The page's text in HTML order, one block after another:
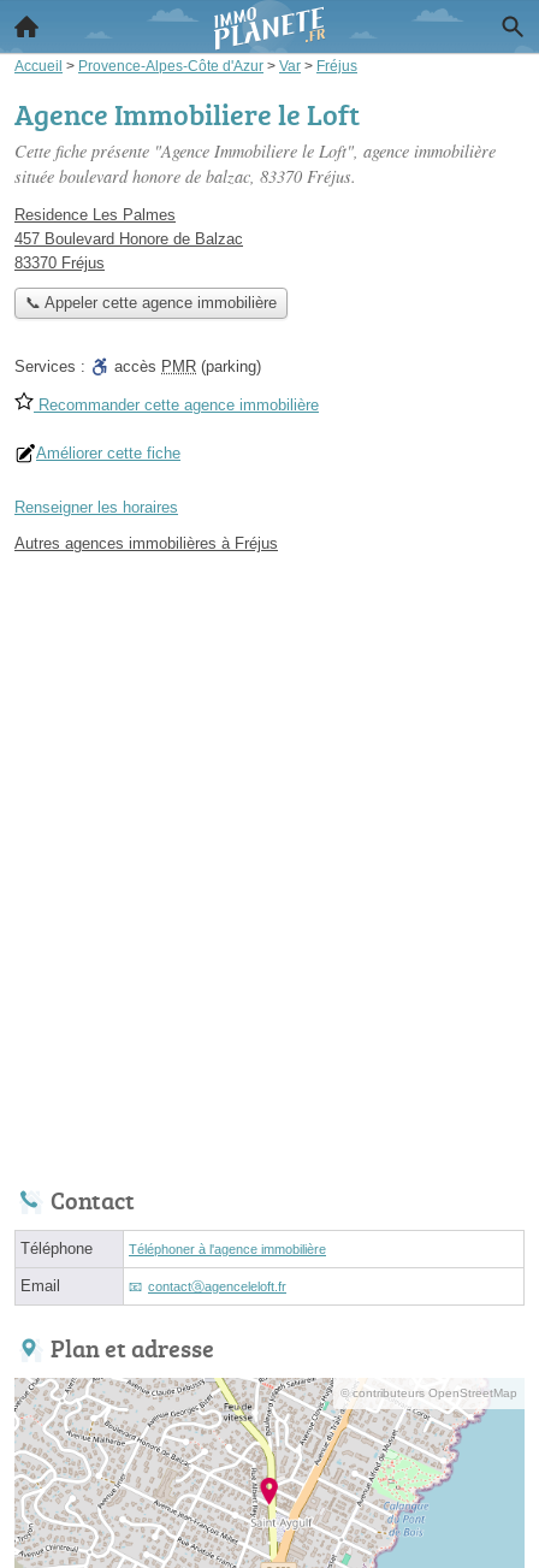
Accueil > Provence-Alpes-Côte d'Azur > Var > Fréjus
Agence Immobiliere le Loft
Cette fiche présente "Agence Immobiliere le Loft", agence immobilière
située boulevard honore de balzac, 83370 Fréjus.
Residence Les Palmes
457 Boulevard Honore de Balzac
83370 Fréjus
📞 Appeler cette agence immobilière
Services : accès PMR (parking)
Recommander cette agence immobilière
Améliorer cette fiche
Renseigner les horaires
Autres agences immobilières à Fréjus
Contact
Téléphone Téléphoner à l'agence immobilière
Email contactⓐagenceleloft.fr
Plan et adresse
© contributeurs OpenStreetMap